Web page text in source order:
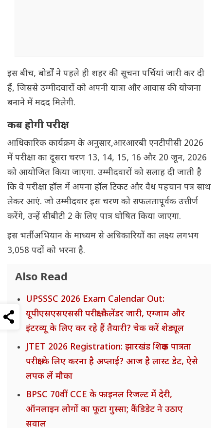
इस बीच, बोर्डों ने पहले ही शहर की सूचना पर्चियां जारी कर दी
हैं, जिससे उम्मीदवारों को अपनी यात्रा और आवास की योजना
बनाने में मदद मिलेगी.
कब होगी परीक्षा
आधिकारिक कार्यक्रम के अनुसार,आरआरबी एनटीपीसी 2026
में परीक्षा का दूसरा चरण 13, 14, 15, 16 और 20 जून, 2026
को आयोजित किया जाएगा. उम्मीदवारों को सलाह दी जाती है
कि वे परीक्षा हॉल में अपना हॉल टिकट और वैध पहचान पत्र साथ
लेकर आएं. जो उम्मीदवार इस चरण को सफलतापूर्वक उत्तीर्ण
करेंगे, उन्हें सीबीटी 2 के लिए पात्र घोषित किया जाएगा.
इस भर्ती अभियान के माध्यम से अधिकारियों का लक्ष्य लगभग
3,058 पदों को भरना है.
Also Read
UPSSSC 2026 Exam Calendar Out:
यूपीएसएसएससी परीक्षा कैलेंडर जारी, एग्जाम और
इंटरव्यू के लिए कर रहे हैं तैयारी? चेक करें शेड्यूल
JTET 2026 Registration: झारखंड शिक्षक पात्रता
परीक्षा के लिए करना है अप्लाई? आज है लास्ट डेट, ऐसे
लपक लें मौका
BPSC 70वीं CCE के फाइनल रिजल्ट में देरी,
ऑनलाइन लोगों का फूटा गुस्सा; कैंडिडेट ने उठाए
सवाल